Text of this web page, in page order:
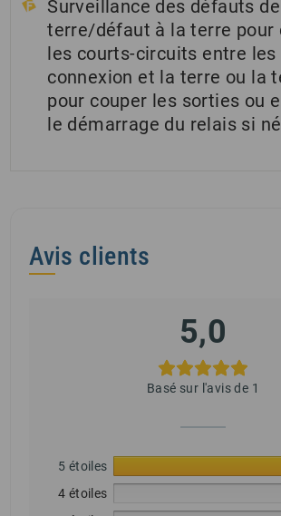
Surveillance des défauts de
terre/défaut à la terre pour
les courts-circuits entre les
connexion et la terre ou la
pour couper les sorties ou
le démarrage du relais si
Avis clients
5,0
Basé sur l'avis de 1
5 étoiles
4 étoiles